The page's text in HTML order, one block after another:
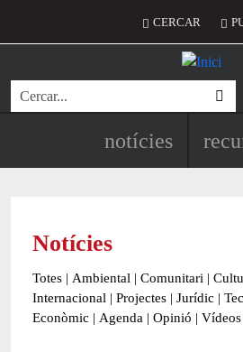
Menú del
CERCAR
Cerca
Navegació
notícies
Notícies
Totes | Ambiental | Comunitari |
Internacional | Projectes | Jurídic |
Econòmic | Agenda | Opinió | Vídeos